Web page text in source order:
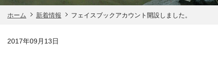
ホーム 新着情報 フェイスブックアカウント開設しました。
2017年09月13日